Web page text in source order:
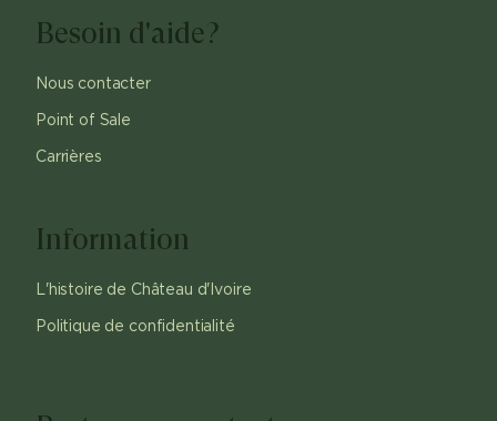
Besoin d'aide?
Nous contacter
Point of Sale
Carrières
Information
L'histoire de Château d'Ivoire
Politique de confidentialité